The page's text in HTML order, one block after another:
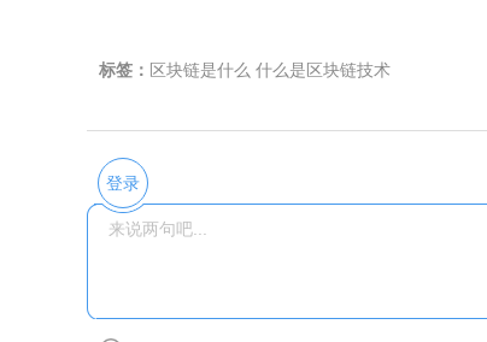
标签： 区块链是什么 什么是区块链技术
登录